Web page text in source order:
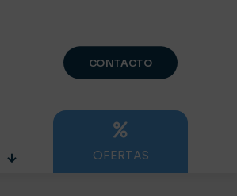
CONTACTO
OFERTAS